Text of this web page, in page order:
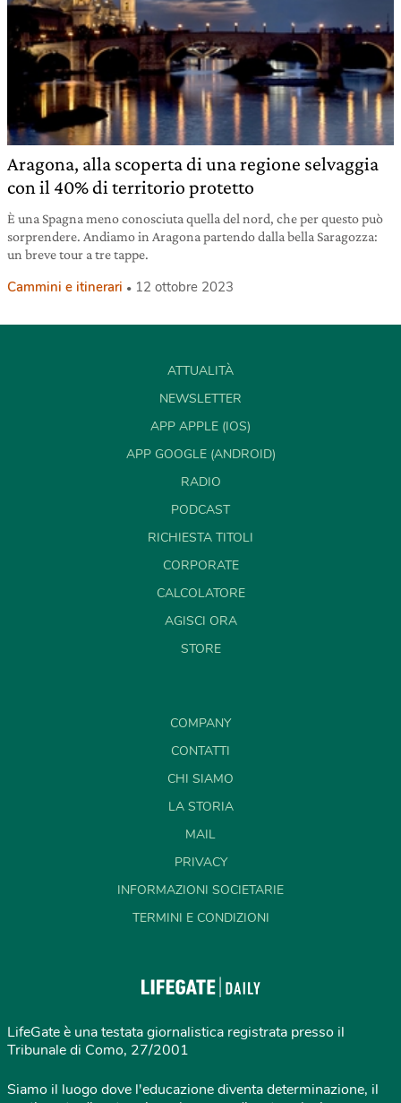
Aragona, alla scoperta di una regione selvaggia
con il 40% di territorio protetto
È una Spagna meno conosciuta quella del nord, che per questo può
sorprendere. Andiamo in Aragona partendo dalla bella Saragozza:
un breve tour a tre tappe.
Cammini e itinerari 12 ottobre 2023
ATTUALITÀ
NEWSLETTER
APP APPLE (IOS)
APP GOOGLE (ANDROID)
RADIO
PODCAST
RICHIESTA TITOLI
CORPORATE
CALCOLATORE
AGISCI ORA
STORE
COMPANY
CONTATTI
CHI SIAMO
LA STORIA
MAIL
PRIVACY
INFORMAZIONI SOCIETARIE
TERMINI E CONDIZIONI
LifeGate è una testata giornalistica registrata presso il
Tribunale di Como, 27/2001
Siamo il luogo dove l'educazione diventa determinazione, il